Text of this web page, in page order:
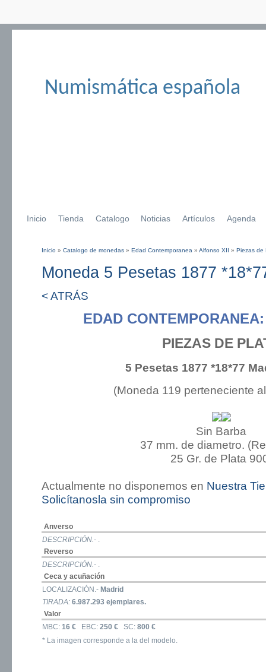
Numismática española
Inicio Tienda Catalogo Noticias Artículos Agenda
Inicio » Catalogo de monedas » Edad Contemporanea » Alfonso XII » Piezas de
Moneda 5 Pesetas 1877
< ATRÁS
EDAD
PIEZAS DE
5 Pesetas 1877 *18*77
(Moneda 119 perteneciente
Sin Barba
37 mm. de diametro.
25 Gr. de Plata
Actualmente no disponemos en Nuestra
Solicítanosla sin compromiso
Anverso
DESCRIPCIÓN.- .
Reverso
DESCRIPCIÓN.- .
Ceca y acuñación
LOCALIZACIÓN.- Madrid
TIRADA: 6.987.293 ejemplares.
Valor
MBC: 16 € EBC: 250 € SC: 800 €
* La imagen corresponde a la del modelo.